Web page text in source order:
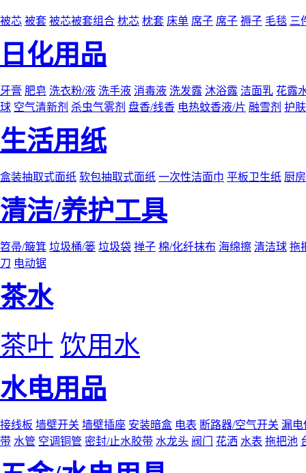
被芯 被套 被芯被套组合 枕芯 枕套 床单 席子 席子 褥子 毛毯 三
日化用品
牙膏 肥皂 洗衣粉/液 洗手液 消毒液 洗发露 沐浴露 洁面乳 花露
球 空气清新剂 杀虫气雾剂 盘香/线香 电热蚊香液/片 融雪剂 护
生活用纸
盒装抽取式面纸 软包抽取式面纸 一次性洁面巾 平板卫生纸 厨
清洁/养护工具
笤帚/簸箕 垃圾桶/篓 垃圾袋 掸子 棉/化纤抹布 海绵擦 清洁球 拖
刀 电动锯
茶水
茶叶 饮用水
水电用品
接线板 墙壁开关 墙壁插座 安装暗盒 电表 断路器/空气开关 漏电
带 水管 空调铜管 密封/止水胶带 水龙头 阀门 花洒 水表 拖把池